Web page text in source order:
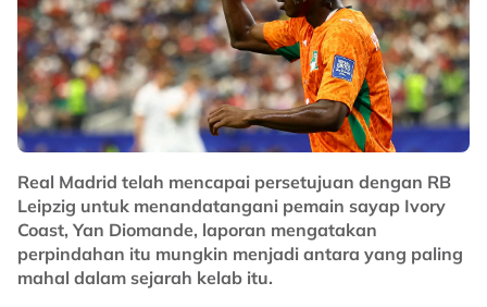
Shot by: Fauzi Yunus & Hizami
Safri#FMTSports #WhatsKickin
pic.twitter.com/WCPK7qVydR
— Free Malaysia Today (@fmtoday)
August 8, 2026
No node context available.
Related Topics
#Chelsea #bola sepak #johor darul ta'zim
Real Madrid telah mencapai persetujuan dengan RB
Leipzig untuk menandatangani pemain sayap Ivory
Coast, Yan Diomande, laporan mengatakan
perpindahan itu mungkin menjadi antara yang paling
mahal dalam sejarah kelab itu.